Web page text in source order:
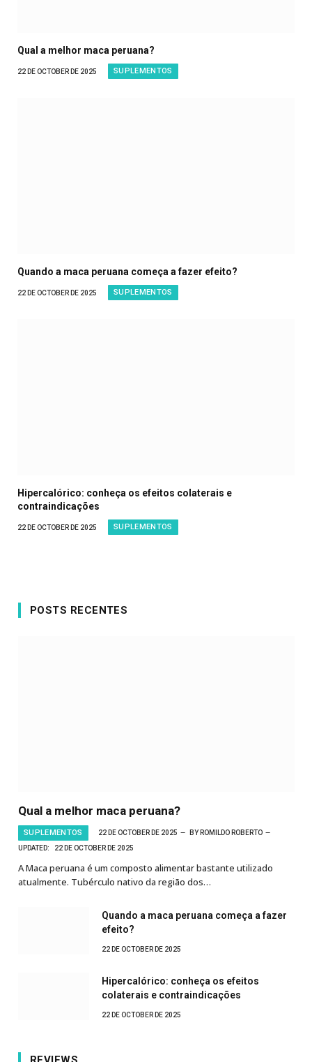
Qual a melhor maca peruana?
22 DE OCTOBER DE 2025 SUPLEMENTOS
Quando a maca peruana começa a fazer efeito?
22 DE OCTOBER DE 2025 SUPLEMENTOS
Hipercalórico: conheça os efeitos colaterais e
contraindicações
22 DE OCTOBER DE 2025 SUPLEMENTOS
POSTS RECENTES
Qual a melhor maca peruana?
SUPLEMENTOS 22 DE OCTOBER DE 2025 BY ROMILDO ROBERTO
UPDATED:
22 DE OCTOBER DE 2025
A Maca peruana é um composto alimentar bastante utilizado
atualmente. Tubérculo nativo da região dos…
Quando a maca peruana começa a fazer
efeito?
22 DE OCTOBER DE 2025
Hipercalórico: conheça os efeitos
colaterais e contraindicações
22 DE OCTOBER DE 2025